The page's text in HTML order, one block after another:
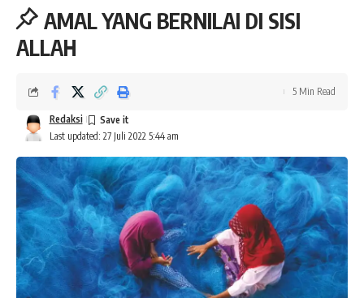
AMAL YANG BERNILAI DI SISI
ALLAH
Last updated: 27 Juli 2022 5:44 am
Redaksi
5 Min Read